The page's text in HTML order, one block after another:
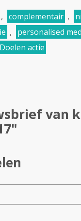
, complementair ,
,
personalised
actie
van